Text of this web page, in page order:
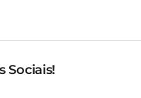
Sociais!